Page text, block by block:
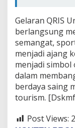
Gelaran QRIS
berlangsung
semangat,
menjadi ajang
menjadi simbol
dalam
berdaya saing
tourism.
Post Views: